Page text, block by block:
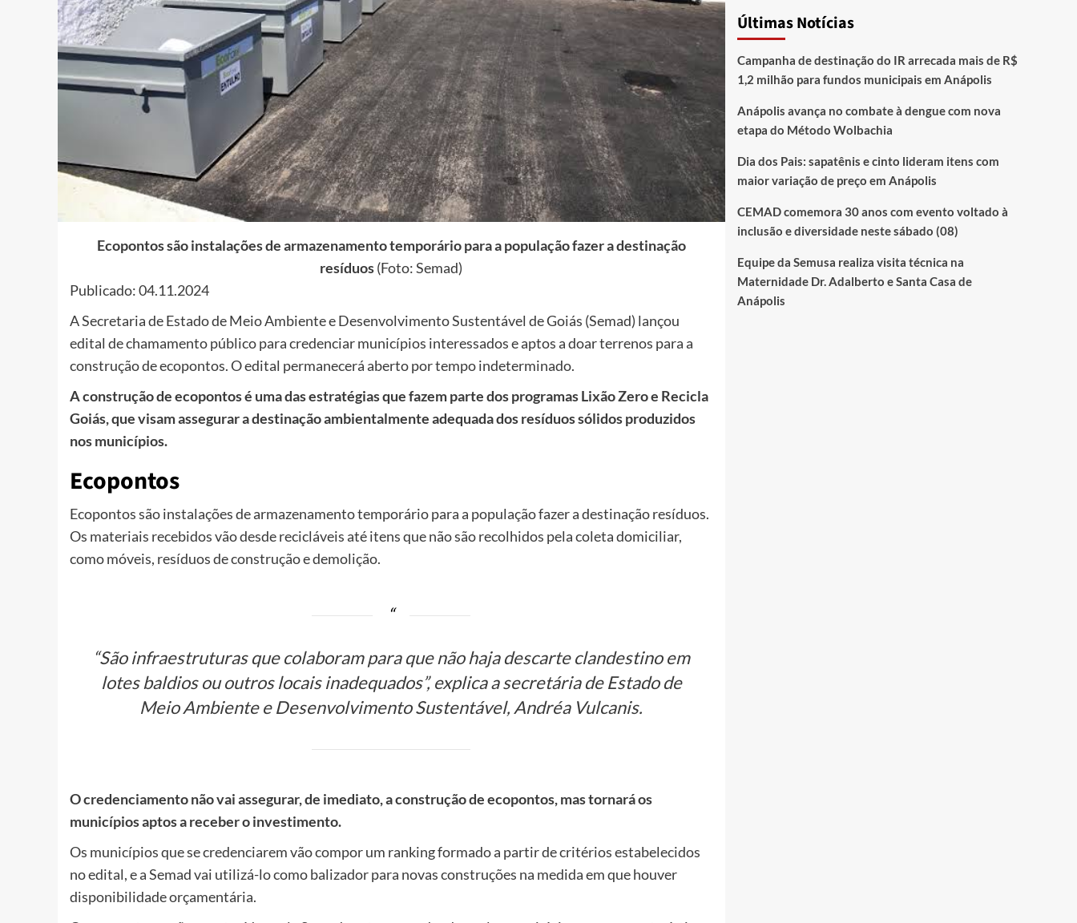
Ecopontos são instalações de armazenamento temporário para a população fazer a destinação
resíduos(Foto: Semad)
Publicado: 04.11.2024
A Secretaria de Estado de Meio Ambiente e Desenvolvimento Sustentável de Goiás (Semad) lançou
edital de chamamento público para credenciar municípios interessados e aptos a doar terrenos para a
construção de ecopontos. O edital permanecerá aberto por tempo indeterminado.
A construção de ecopontos é uma das estratégias que fazem parte dos programas Lixão Zero e Recicla
Goiás, que visam assegurar a destinação ambientalmente adequada dos resíduos sólidos produzidos
nos municípios.
Ecopontos
Ecopontos são instalações de armazenamento temporário para a população fazer a destinação resíduos.
Os materiais recebidos vão desde recicláveis até itens que não são recolhidos pela coleta domiciliar,
como móveis, resíduos de construção e demolição.
“São infraestruturas que colaboram para que não haja descarte clandestino em
lotes baldios ou outros locais inadequados”, explica a secretária de Estado de
Meio Ambiente e Desenvolvimento Sustentável, Andréa Vulcanis.
O credenciamento não vai assegurar, de imediato, a construção de ecopontos, mas tornará os
municípios aptos a receber o investimento.
Os municípios que se credenciarem vão compor um ranking formado a partir de critérios estabelecidos
no edital, e a Semad vai utilizá-lo como balizador para novas construções na medida em que houver
disponibilidade orçamentária.
Últimas Notícias
Campanha de destinação do IR arrecada mais de R$
1,2 milhão para fundos municipais em Anápolis
Anápolis avança no combate à dengue com nova
etapa do Método Wolbachia
Dia dos Pais: sapatênis e cinto lideram itens com
maior variação de preço em Anápolis
CEMAD comemora 30 anos com evento voltado à
inclusão e diversidade neste sábado (08)
Equipe da Semusa realiza visita técnica na
Maternidade Dr. Adalberto e Santa Casa de
Anápolis